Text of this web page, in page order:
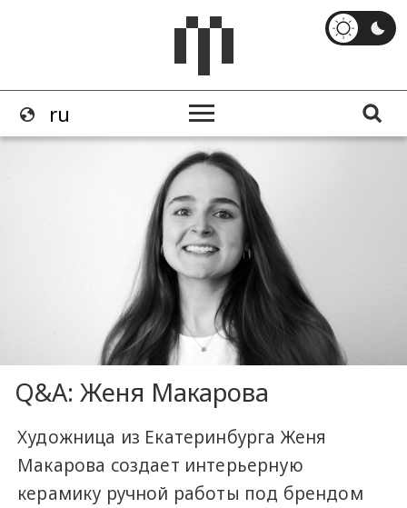
Q&A: Женя Макарова
Художница из Екатеринбурга Женя
Макарова создает интерьерную
керамику ручной работы под брендом